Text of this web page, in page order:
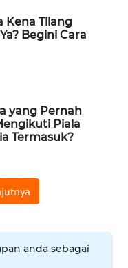
Kena Tilang
Begini Cara
yang Pernah
Piala
Termasuk?
anda sebagai